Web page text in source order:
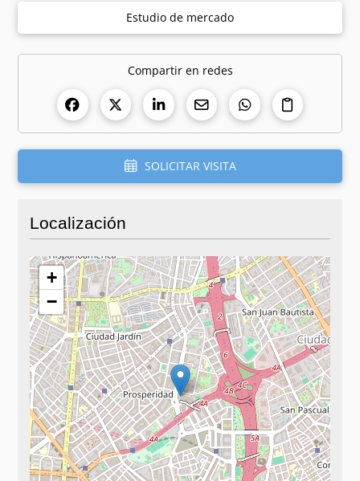
Estudio de mercado
Compartir en redes
SOLICITAR VISITA
Localización
+
−